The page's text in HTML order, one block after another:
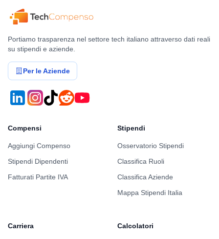
Portiamo trasparenza nel settore tech italiano attraverso dati reali
su stipendi e aziende.
Per le Aziende
Compensi
Aggiungi Compenso
Stipendi Dipendenti
Fatturati Partite IVA
Stipendi
Osservatorio Stipendi
Classifica Ruoli
Classifica Aziende
Mappa Stipendi Italia
Carriera Calcolatori